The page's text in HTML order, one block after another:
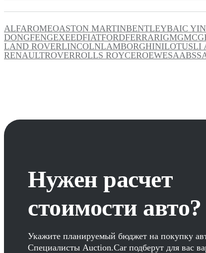
ALFAROMEOASTON MARTINBENTLEYBAIC
DONGFENGEXEEDFIATFORDFERRARIGMGMC
LAND ROVERLINCOLNLAMBORGHINILOTUSLI
RENAULTROVERROLLS ROYCEROEWESAAB
Нужен расчет
стоимости авто?
Укажите планируемый бюджет на покупку
Специалисты Auction.Car подберут для вас